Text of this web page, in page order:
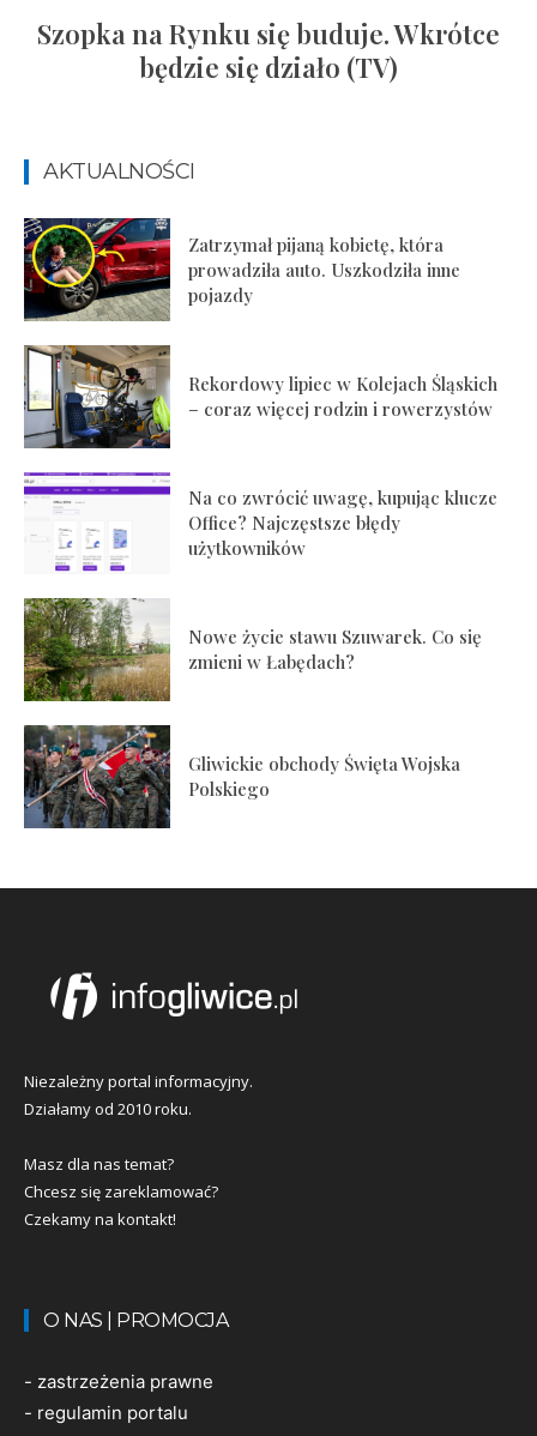
Szopka na Rynku się buduje. Wkrótce
będzie się działo (TV)
AKTUALNOŚCI
Zatrzymał pijaną kobietę, która
prowadziła auto. Uszkodziła inne
pojazdy
Rekordowy lipiec w Kolejach Śląskich
– coraz więcej rodzin i rowerzystów
Na co zwrócić uwagę, kupując klucze
Office? Najczęstsze błędy
użytkowników
Nowe życie stawu Szuwarek. Co się
zmieni w Łabędach?
Gliwickie obchody Święta Wojska
Polskiego
Niezależny portal informacyjny.
Działamy od 2010 roku.
Masz dla nas temat?
Chcesz się zareklamować?
Czekamy na kontakt!
O NAS | PROMOCJA
- zastrzeżenia prawne
- regulamin portalu